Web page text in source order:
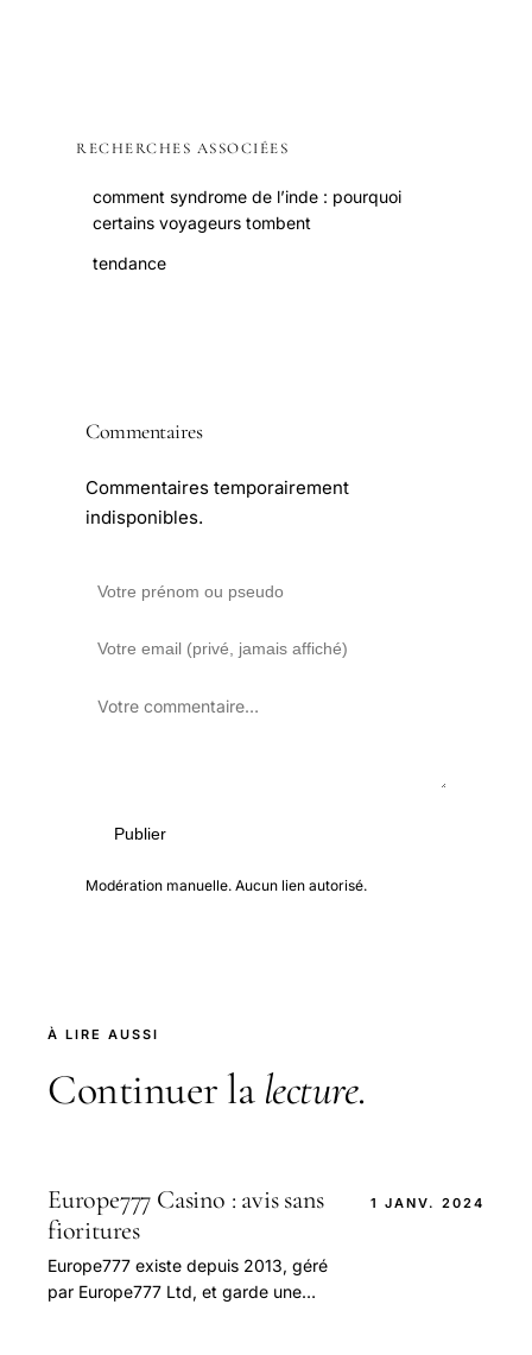
RECHERCHES ASSOCIÉES
comment syndrome de l’inde : pourquoi
certains voyageurs tombent
tendance
Commentaires
Commentaires temporairement
indisponibles.
Publier
Modération manuelle. Aucun lien autorisé.
À LIRE AUSSI
Continuer la lecture.
Europe777 Casino : avis sans
fioritures
Europe777 existe depuis 2013, géré
par Europe777 Ltd, et garde une
1 JANV. 2024